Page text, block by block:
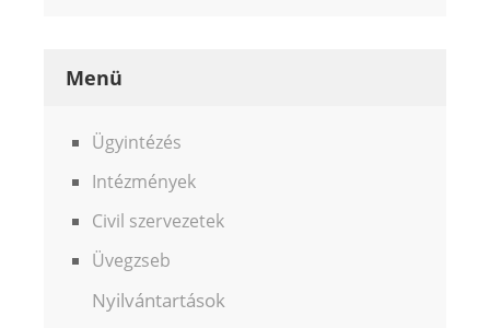
Menü
Ügyintézés
Intézmények
Civil szervezetek
Üvegzseb
Nyilvántartások